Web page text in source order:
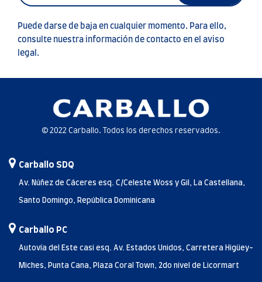
Puede darse de baja en cualquier momento. Para ello,
consulte nuestra información de contacto en el aviso
legal.
© 2022 Carballo. Todos los derechos reservados.
Carballo SDQ
Av. Núñez de Cáceres esq. C/Celeste Woss y Gil, La Castellana,
Santo Domingo, República Dominicana
Carballo PC
Autovía del Este casi esq. Av. Estados Unidos, Carretera Higüey-
Miches, Punta Cana, Plaza Coral Town, 2do nivel de Licormart